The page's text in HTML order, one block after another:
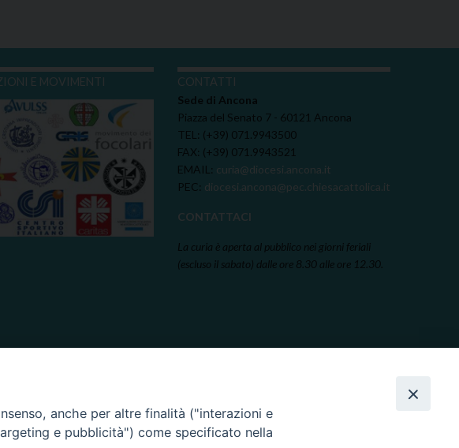
E MOVIMENTI
CONTATTI
Sede di Ancona
Piazza del Senato 7 - 60121 Ancona
TEL: (+39) 071.9943500
FAX: (+39) 071.9943521
EMAIL: curia@diocesi.ancona.it
PEC: diocesi.ancona@pec.chiesacattolica.it
CONTATTACI
La curia è aperta al pubblico nei giorni feriali
(escluso il sabato) dalle ore 8.30 alle ore 12.30.
anche per altre finalità ("interazioni e
e pubblicità") come specificato nella